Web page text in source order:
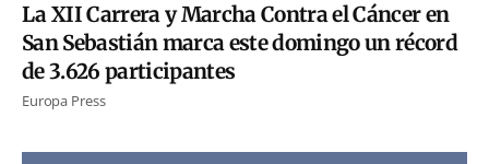
La XII Carrera y Marcha Contra el Cáncer en
San Sebastián marca este domingo un récord
de 3.626 participantes
Europa Press